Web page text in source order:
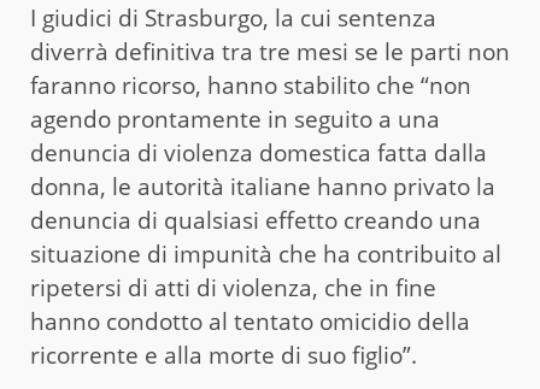
I giudici di Strasburgo, la cui sentenza
diverrà definitiva tra tre mesi se le parti non
faranno ricorso, hanno stabilito che “non
agendo prontamente in seguito a una
denuncia di violenza domestica fatta dalla
donna, le autorità italiane hanno privato la
denuncia di qualsiasi effetto creando una
situazione di impunità che ha contribuito al
ripetersi di atti di violenza, che in fine
hanno condotto al tentato omicidio della
ricorrente e alla morte di suo figlio”.